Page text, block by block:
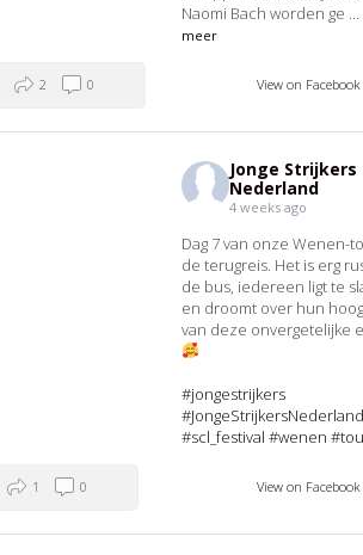
Naomi Bach worden ge ...
meer
View on Facebook
2 0
Jonge Strijkers
Nederland
4 weeks ago
Dag 7 van onze Wenen-
de terugreis. Het is erg
de bus, iedereen ligt te
en droomt over hun
van deze onvergetelijke
#jongestrijkers
#scl_festival #wenen
View on Facebook
1 0